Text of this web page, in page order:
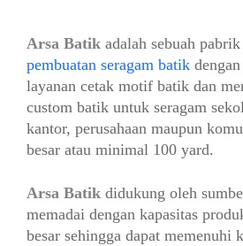
Arsa Batik adalah sebuah
pembuatan seragam batik
layanan cetak motif batik dan
custom batik untuk seragam
kantor, perusahaan maupun
besar atau minimal 100 yard.
Arsa Batik didukung oleh
memadai dengan kapasitas
besar sehingga dapat memenuhi